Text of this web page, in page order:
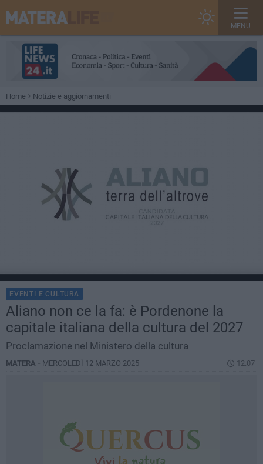
MENU
Home Notizie e aggiornamenti
EVENTI E CULTURA
Aliano non ce la fa: è Pordenone la
capitale italiana della cultura del 2027
Proclamazione nel Ministero della cultura
MATERA - MERCOLEDÌ 12 MARZO 2025 12.07